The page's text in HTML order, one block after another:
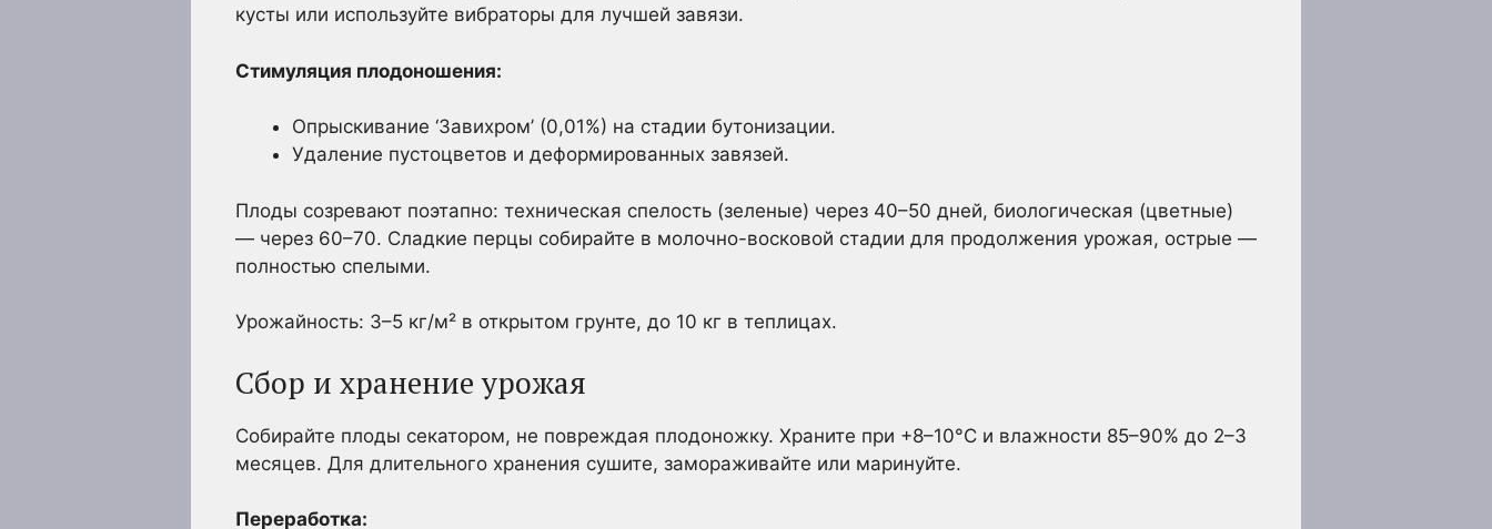
кусты или используйте вибраторы для лучшей завязи.
Стимуляция плодоношения:
Опрыскивание ‘Завихром’ (0,01%) на стадии бутонизации.
Удаление пустоцветов и деформированных завязей.
Плоды созревают поэтапно: техническая спелость (зеленые) через 40–50 дней, биологическая (цветные)
— через 60–70. Сладкие перцы собирайте в молочно-восковой стадии для продолжения урожая, острые —
полностью спелыми.
Урожайность: 3–5 кг/м² в открытом грунте, до 10 кг в теплицах.
Сбор и хранение урожая
Собирайте плоды секатором, не повреждая плодоножку. Храните при +8–10°C и влажности 85–90% до 2–3
месяцев. Для длительного хранения сушите, замораживайте или маринуйте.
Переработка: